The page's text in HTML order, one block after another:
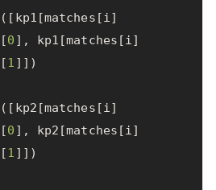
([ kp1 [matches [i]
[0 ], kp1 [matches [i]
[1 ]])
([ kp2 [matches [i]
[0 ], kp2 [matches [i]
[1 ]])